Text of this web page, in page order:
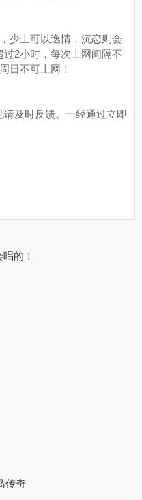
少上可以逸情，沉恋则会
2小时，每次上网间隔不
日不可上网！
及时反馈。一经通过立即
的！
传奇